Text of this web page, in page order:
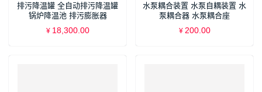
排污降温罐 全自动排污降温罐
锅炉降温池 排污膨胀器
¥ 18,300.00
水泵耦合装置 水泵自耦装置 水
泵耦合器 水泵耦合座
¥ 200.00